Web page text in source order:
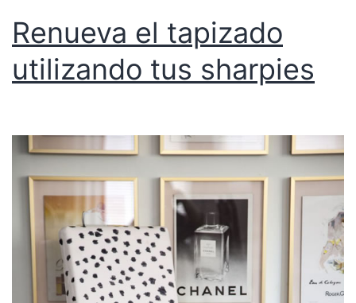
Renueva el tapizado
utilizando tus sharpies